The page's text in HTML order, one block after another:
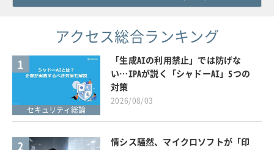
アクセス総合ランキング
1
セキュリティ総論
「生成AIの利用禁止」では防げな
い…IPAが説く「シャドーAI」5つの
対策
2026/08/03
2
情シス騒然、マイクロソフトが「印